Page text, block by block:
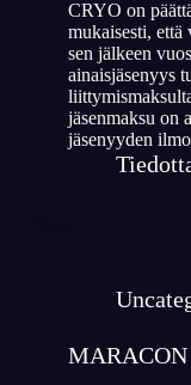
CRYO on
mukaisesti, että
sen jälkeen
ainaisjäsenyys
jäsenmaksu on
jäsenyyden